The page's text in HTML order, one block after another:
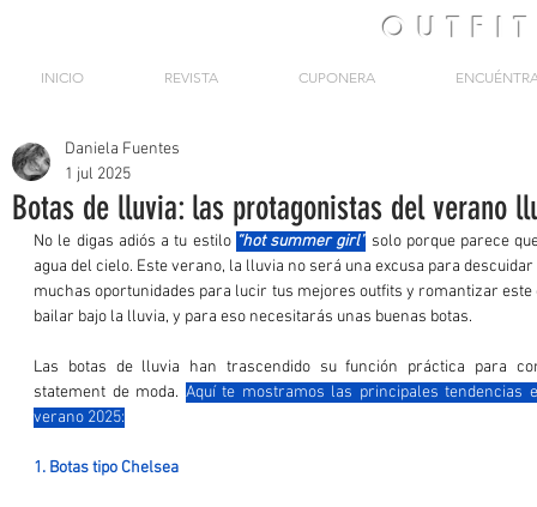
OUTFIT
INICIO REVISTA CUPONERA
Botas de lluvia: las protagonistas del verano
Daniela Fuentes
1 jul 2025
No le digas adiós a tu estilo “hot summer girl” solo porque parece
agua del cielo. Este verano, la lluvia no será una excusa para
muchas oportunidades para lucir tus mejores outfits y romantizar
bailar bajo la lluvia, y para eso necesitarás unas buenas botas.
Las botas de lluvia han trascendido su función práctica para
statement de moda. Aquí te mostramos las principales tendencias
verano 2025:
1. Botas tipo Chelsea